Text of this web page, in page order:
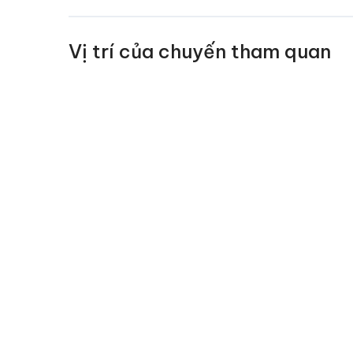
Vị trí của chuyến tham quan